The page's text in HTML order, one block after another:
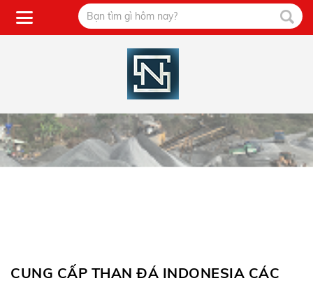
CUNG CẤP THAN ĐÁ INDONESIA CÁC